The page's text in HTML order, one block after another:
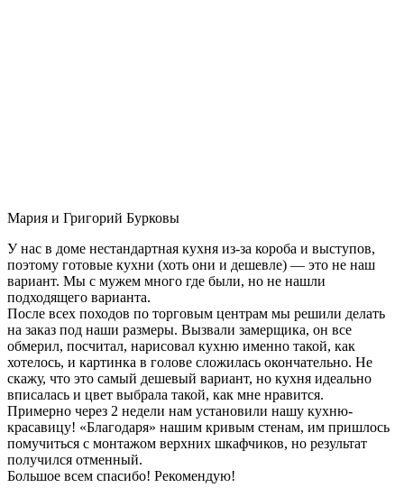
Мария и Григорий Бурковы
У нас в доме нестандартная кухня из-за короба и выступов,
поэтому готовые кухни (хоть они и дешевле) — это не наш
вариант. Мы с мужем много где были, но не нашли
подходящего варианта.
После всех походов по торговым центрам мы решили делать
на заказ под наши размеры. Вызвали замерщика, он все
обмерил, посчитал, нарисовал кухню именно такой, как
хотелось, и картинка в голове сложилась окончательно. Не
скажу, что это самый дешевый вариант, но кухня идеально
вписалась и цвет выбрала такой, как мне нравится.
Примерно через 2 недели нам установили нашу кухню-
красавицу! «Благодаря» нашим кривым стенам, им пришлось
помучиться с монтажом верхних шкафчиков, но результат
получился отменный.
Большое всем спасибо! Рекомендую!